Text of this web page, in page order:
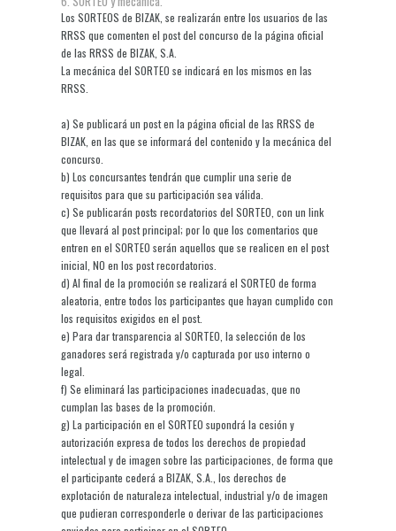
Los SORTEOS de BIZAK, se realizarán entre los usuarios de las
RRSS que comenten el post del concurso de la página oficial
de las RRSS de BIZAK, S.A.
La mecánica del SORTEO se indicará en los mismos en las
RRSS.
a) Se publicará un post en la página oficial de las RRSS de
BIZAK, en las que se informará del contenido y la mecánica del
concurso.
b) Los concursantes tendrán que cumplir una serie de
requisitos para que su participación sea válida.
c) Se publicarán posts recordatorios del SORTEO, con un link
que llevará al post principal; por lo que los comentarios que
entren en el SORTEO serán aquellos que se realicen en el post
inicial, NO en los post recordatorios.
d) Al final de la promoción se realizará el SORTEO de forma
aleatoria, entre todos los participantes que hayan cumplido con
los requisitos exigidos en el post.
e) Para dar transparencia al SORTEO, la selección de los
ganadores será registrada y/o capturada por uso interno o
legal.
f) Se eliminará las participaciones inadecuadas, que no
cumplan las bases de la promoción.
g) La participación en el SORTEO supondrá la cesión y
autorización expresa de todos los derechos de propiedad
intelectual y de imagen sobre las participaciones, de forma que
el participante cederá a BIZAK, S.A., los derechos de
explotación de naturaleza intelectual, industrial y/o de imagen
que pudieran corresponderle o derivar de las participaciones